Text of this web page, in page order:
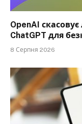
OpenAI
ChatGPT для
8 Серпня 2026